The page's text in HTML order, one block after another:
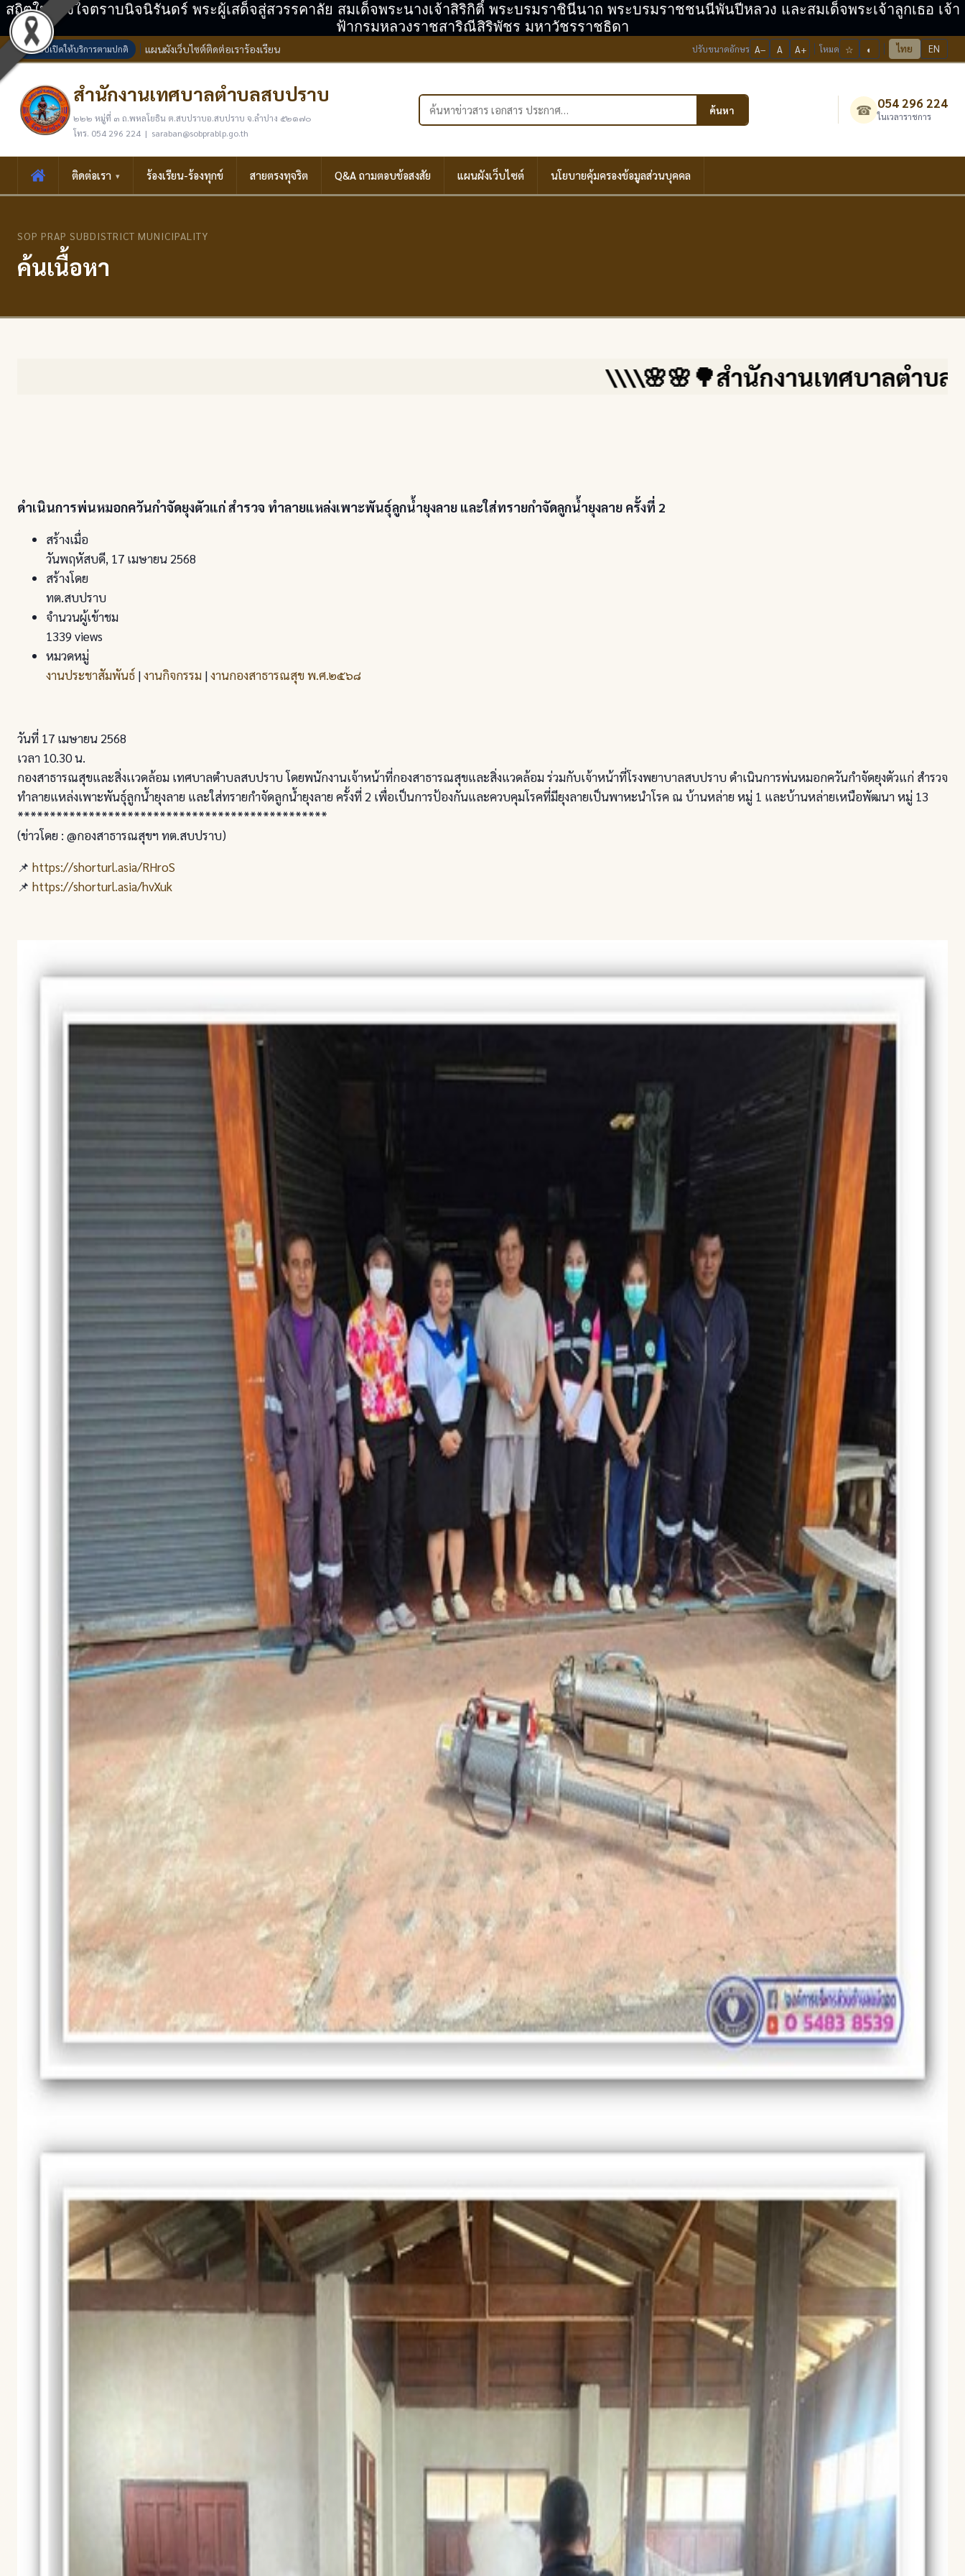
สถิตในดวงใจตราบนิจนิรันดร์ พระผู้เสด็จสู่สวรรคาลัย สมเด็จพระนางเจ้าสิริกิติ์ พระบรมราชินีนาถ พระบรมราชชนนีพันปีหลวง และสมเด็จพระเจ้าลูกเธอ เจ้า
ฟ้ากรมหลวงราชสาริณีสิริพัชร มหาวัชรราชธิดา
ระบบเปิดให้บริการตามปกติ แผนผังเว็บไซต์ติดต่อเราร้องเรียน ปรับขนาดอักษร A− A A+ โหมด ☆ ◐ ไทย EN
สำนักงานเทศบาลตำบลสบปราบ
๒๒๒ หมู่ที่ ๓ ถ.พหลโยธิน ต.สบปราบอ.สบปราบ จ.ลำปาง ๕๒๑๗๐
โทร. 054 296 224 | saraban@sobprablp.go.th
ค้นหาในเว็บไซต์ ค้นหา ☎ 054 296 224
ในเวลาราชการ
ติดต่อเรา ร้องเรียน-ร้องทุกข์ สายตรงทุจริต Q&A ถามตอบข้อสงสัย แผนผังเว็บไซต์ นโยบายคุ้มครองข้อมูลส่วนบุคคล
SOP PRAP SUBDISTRICT MUNICIPALITY
ค้นเนื้อหา
\\\\🌸🌸🌳สำนักงานเทศบาลตำบลสบปราบ จ.
ดำเนินการพ่นหมอกควันกำจัดยุงตัวแก่ สำรวจ ทำลายแหล่งเพาะพันธุ์ลูกน้ำยุงลาย และใส่ทรายกำจัดลูกน้ำยุงลาย ครั้งที่ 2
สร้างเมื่อ
วันพฤหัสบดี, 17 เมษายน 2568
สร้างโดย
ทต.สบปราบ
จำนวนผู้เข้าชม
1339 views
หมวดหมู่
งานประชาสัมพันธ์ |งานกิจกรรม |งานกองสาธารณสุข พ.ศ.๒๕๖๘
วันที่ 17 เมษายน 2568
เวลา 10.30 น.
กองสาธารณสุขและสิ่งเเวดล้อม เทศบาลตำบลสบปราบ โดยพนักงานเจ้าหน้าที่กองสาธารณสุขและสิ่งแวดล้อม ร่วมกับเจ้าหน้าที่โรงพยาบาลสบปราบ ดำเนินการพ่นหมอกควันกำจัดยุงตัวแก่ สำรวจ
ทำลายแหล่งเพาะพันธุ์ลูกน้ำยุงลาย และใส่ทรายกำจัดลูกน้ำยุงลาย ครั้งที่ 2 เพื่อเป็นการป้องกันและควบคุมโรคที่มียุงลายเป็นพาหะนำโรค ณ บ้านหล่าย หมู่ 1 และบ้านหล่ายเหนือพัฒนา หมู่ 13
************************************************
(ข่าวโดย : @กองสาธารณสุขฯ ทต.สบปราบ)
📌 https://shorturl.asia/RHroS
📌 https://shorturl.asia/hvXuk